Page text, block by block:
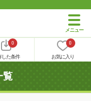
0
した条件
0
お気に入り
覧